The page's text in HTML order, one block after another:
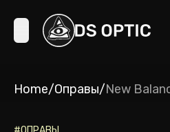
Home/Оправы/New